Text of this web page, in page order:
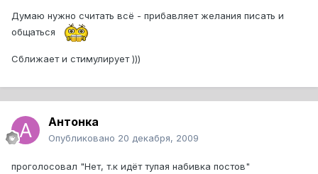
Думаю нужно считать всё - прибавляет желания писать и
общаться
Сближает и стимулирует )))
Антонка
Опубликовано 20 декабря, 2009
проголосовал "Нет, т.к идёт тупая набивка постов"